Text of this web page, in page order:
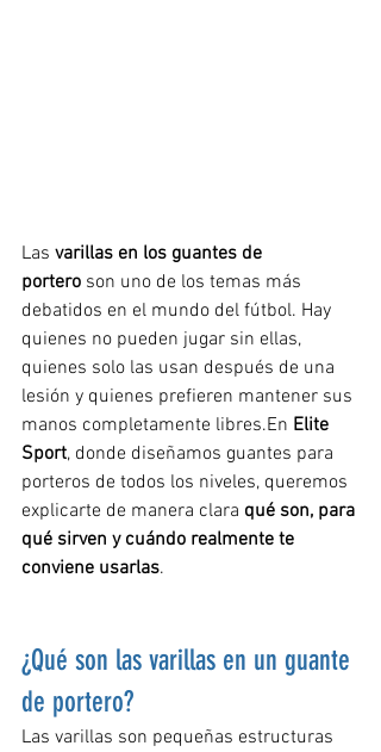
Las varillas en los guantes de
portero son uno de los temas más
debatidos en el mundo del fútbol. Hay
quienes no pueden jugar sin ellas,
quienes solo las usan después de una
lesión y quienes prefieren mantener sus
manos completamente libres.En Elite
Sport, donde diseñamos guantes para
porteros de todos los niveles, queremos
explicarte de manera clara qué son, para
qué sirven y cuándo realmente te
conviene usarlas.
¿Qué son las varillas en un guante
de portero?
Las varillas son pequeñas estructuras